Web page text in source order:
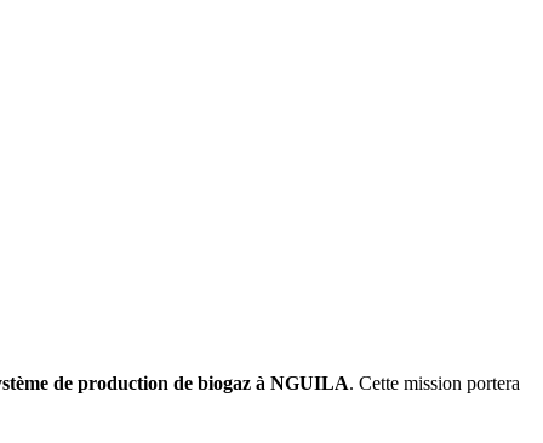
de production de biogaz à NGUILA. Cette mission portera